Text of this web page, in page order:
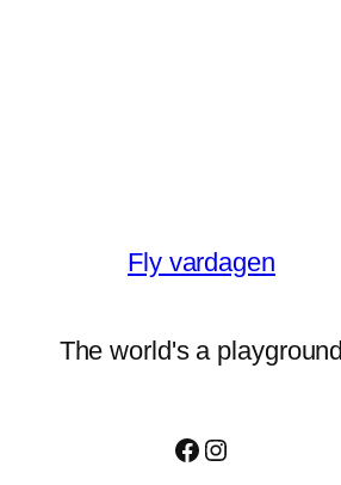
Fly vardagen
The world's a playground
Facebook
Instagram